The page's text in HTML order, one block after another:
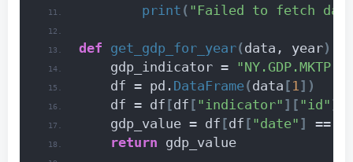
print ( "Failed to fetch
def get_gdp_for_year(data, year)
    gdp_indicator =
    df = pd.
DataFrame(data [ 1])
    df = df
[df [ "indicator" ][ "id" ]
    gdp_value = df
[df [ "date" ] ==
return gdp_value